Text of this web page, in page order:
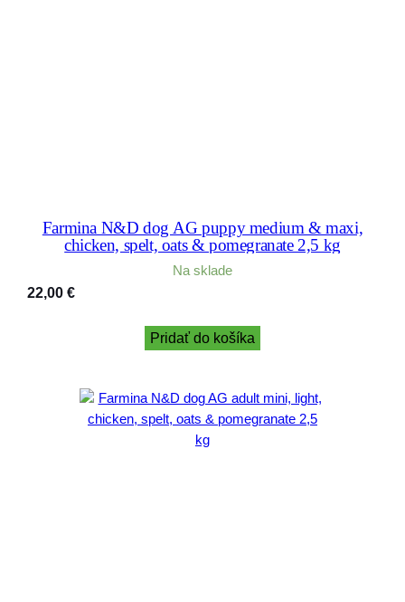
Farmina N&D dog AG puppy medium & maxi,
chicken, spelt, oats & pomegranate 2,5 kg
Na sklade
22,00 €
Pridať do košíka